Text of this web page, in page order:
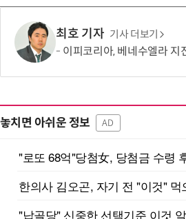
최호 기자 기사 더보기
이피코리아, 베네수엘라 지진 피해 복구 위해
놓치면 아쉬운 정보 AD